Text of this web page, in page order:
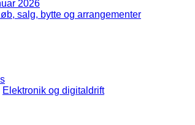
2026
salg, bytte og arrangementer
Elektronik og digitaldrift